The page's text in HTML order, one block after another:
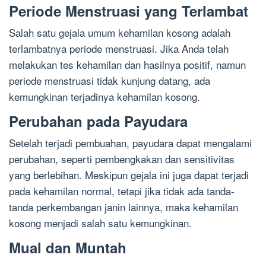
Periode Menstruasi yang Terlambat
Salah satu gejala umum kehamilan kosong adalah
terlambatnya periode menstruasi. Jika Anda telah
melakukan tes kehamilan dan hasilnya positif, namun
periode menstruasi tidak kunjung datang, ada
kemungkinan terjadinya kehamilan kosong.
Perubahan pada Payudara
Setelah terjadi pembuahan, payudara dapat mengalami
perubahan, seperti pembengkakan dan sensitivitas
yang berlebihan. Meskipun gejala ini juga dapat terjadi
pada kehamilan normal, tetapi jika tidak ada tanda-
tanda perkembangan janin lainnya, maka kehamilan
kosong menjadi salah satu kemungkinan.
Mual dan Muntah